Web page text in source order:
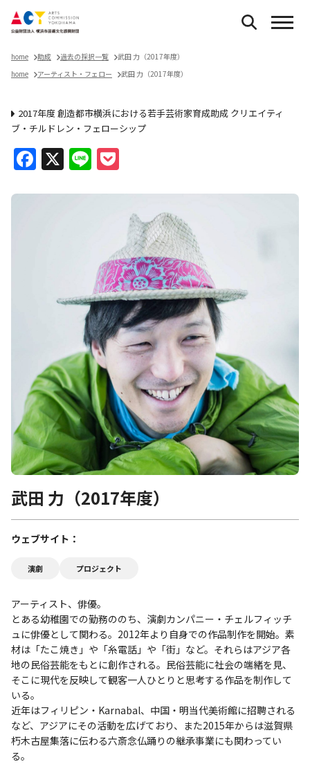
home 助成 過去の採択一覧
武田 力（2017年度）
home
アーティスト・フェロー 武田 力（2017年度）
2017年度 創造都市横浜における若手芸術家育成助成 クリエイティ
ブ・チルドレン・フェローシップ
Facebook
X Line
武田 力（2017年度）
ウェブサイト
演劇 プロジェクト
アーティスト、俳優。
とある幼稚園での勤務ののち、演劇カンパニー・チェルフィッチ
ュに俳優として関わる。2012年より自身での作品制作を開始。素
材は「たこ焼き」や「糸電話」や「街」など。それらはアジア各
地の民俗芸能をもとに創作される。民俗芸能に社会の端緒を見、
そこに現代を反映して観客一人ひとりと思考する作品を制作して
いる。
近年はフィリピン・Karnabal、中国・明当代美術館に招聘される
など、アジアにその活動を広げており、また2015年からは滋賀県
朽木古屋集落に伝わる六斎念仏踊りの継承事業にも関わってい
る。